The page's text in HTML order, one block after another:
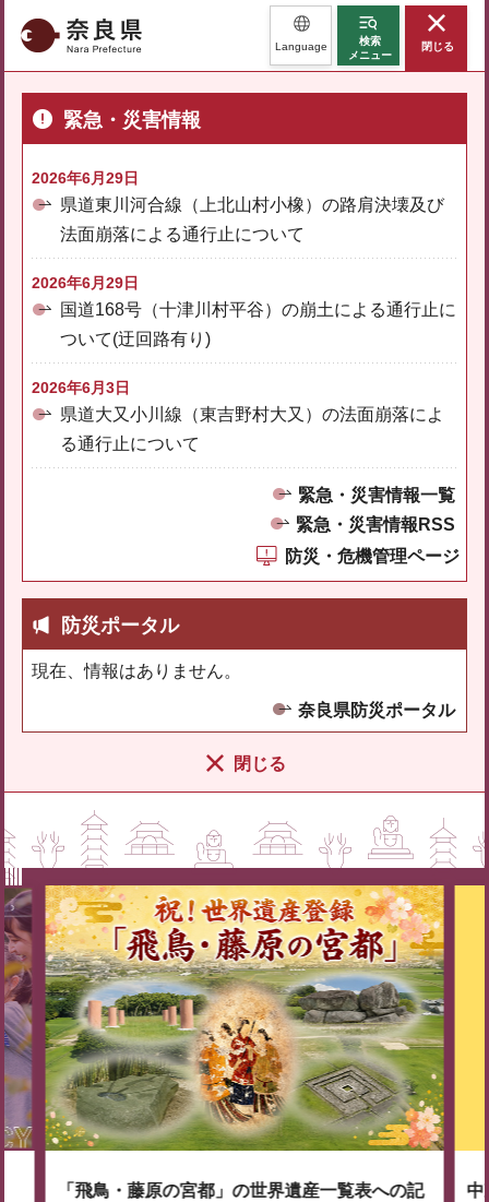
奈良県 Language
検索
メニュー
閉じる
緊急・災害情報
2026年6月29日
県道東川河合線（上北山村小橡）の路肩決壊及び
法面崩落による通行止について
2026年6月29日
国道168号（十津川村平谷）の崩土による通行止に
ついて(迂回路有り)
2026年6月3日
県道大又小川線（東吉野村大又）の法面崩落によ
る通行止について
緊急・災害情報一覧
緊急・災害情報RSS
防災・危機管理ページ
防災ポータル
現在、情報はありません。
奈良県防災ポータル
閉じる
「飛鳥・藤原の宮都」の世界遺産一覧表への記
中